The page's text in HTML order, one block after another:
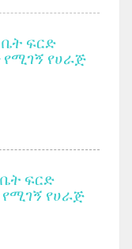
ፍርድ
የሀራጅ
ፍርድ
የሀራጅ